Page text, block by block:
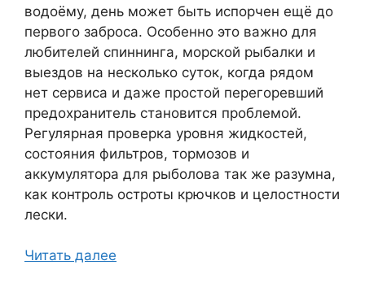
водоёму, день может быть испорчен ещё до
первого заброса. Особенно это важно для
любителей спиннинга, морской рыбалки и
выездов на несколько суток, когда рядом
нет сервиса и даже простой перегоревший
предохранитель становится проблемой.
Регулярная проверка уровня жидкостей,
состояния фильтров, тормозов и
аккумулятора для рыболова так же разумна,
как контроль остроты крючков и целостности
лески.
Читать далее